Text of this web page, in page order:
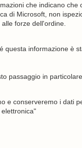
che indicano
di Microsoft, non
forze dell'ordine.
questa informazione è
passaggio in
e conserveremo i dati